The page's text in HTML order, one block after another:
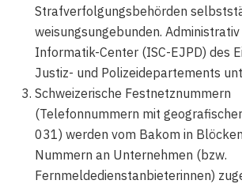
Strafverfolgungsbehörden
weisungsungebunden.
Informatik-Center (ISC-EJPD) des
Justiz- und Polizeidepartements
Schweizerische Festnetznummern
(Telefonnummern mit
031) werden vom Bakom in
Nummern an Unternehmen (bzw.
Fernmeldedienstanbieterinnen)